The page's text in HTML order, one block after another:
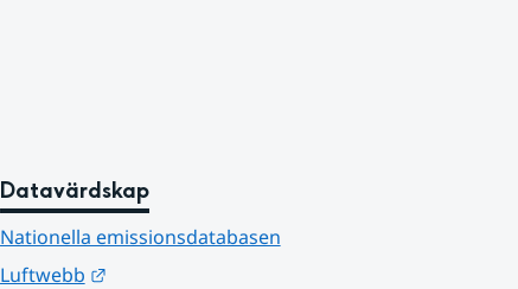
Datavärdskap
Nationella emissionsdatabasen
Luftwebb
Länk till annan webbplats.